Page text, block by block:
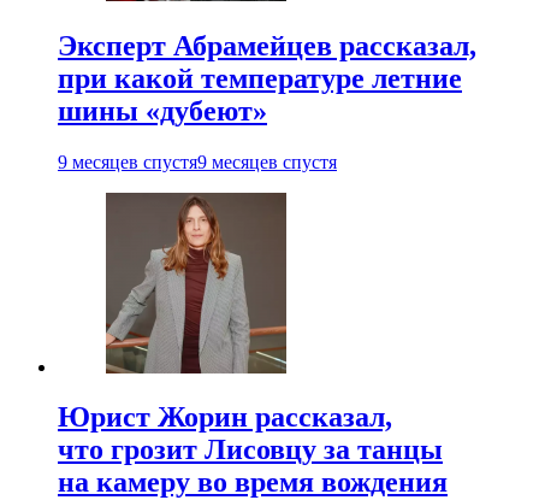
Эксперт Абрамейцев рассказал,
при какой температуре летние
шины «дубеют»
9 месяцев спустя9 месяцев спустя
Юрист Жорин рассказал,
что грозит Лисовцу за танцы
на камеру во время вождения